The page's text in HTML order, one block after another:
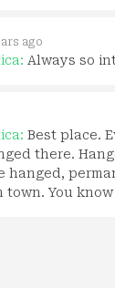
ago
Always so
Best place.
there.
hanged,
You